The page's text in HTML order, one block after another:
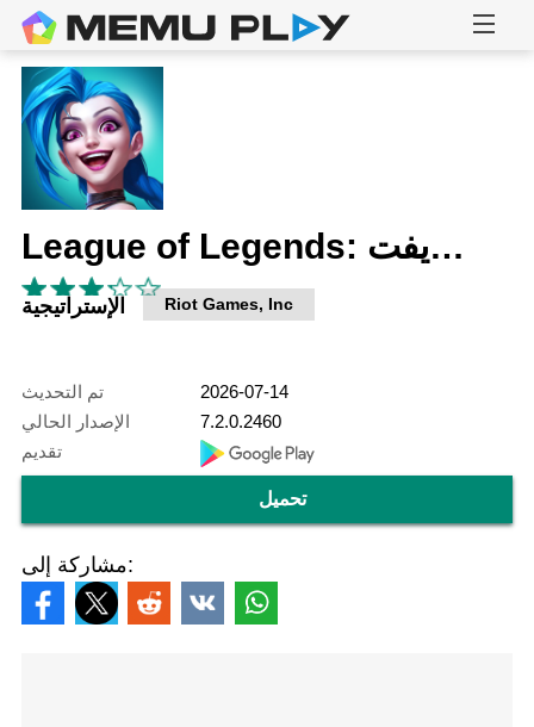
League of Legends: وايلد ريفت
الإستراتيجية Riot Games, Inc
تم التحديث
2026-07-14
الإصدار الحالي
7.2.0.2460
تقديم
تحميل
مشاركة إلى: